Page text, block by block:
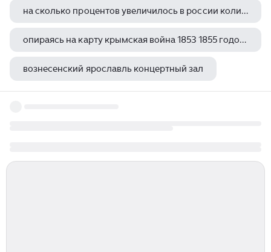
на сколько процентов увеличилось в россии количество детских театров
опираясь на карту крымская война 1853 1855 годов определите театры военных действий
вознесенский ярославль концертный зал